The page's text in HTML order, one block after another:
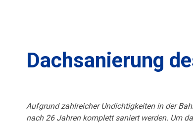
Dachsanierung
Aufgrund zahlreicher Undichtigkeiten in der
nach 26 Jahren komplett saniert werden. Um